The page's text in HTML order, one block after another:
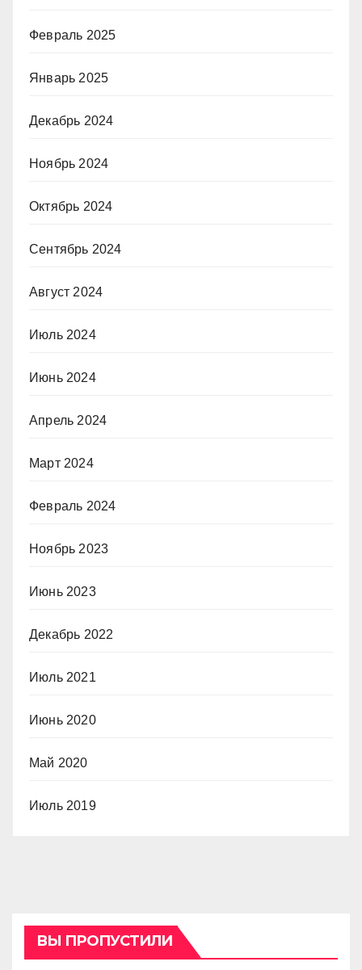
Февраль 2025
Январь 2025
Декабрь 2024
Ноябрь 2024
Октябрь 2024
Сентябрь 2024
Август 2024
Июль 2024
Июнь 2024
Апрель 2024
Март 2024
Февраль 2024
Ноябрь 2023
Июнь 2023
Декабрь 2022
Июль 2021
Июнь 2020
Май 2020
Июль 2019
ВЫ ПРОПУСТИЛИ